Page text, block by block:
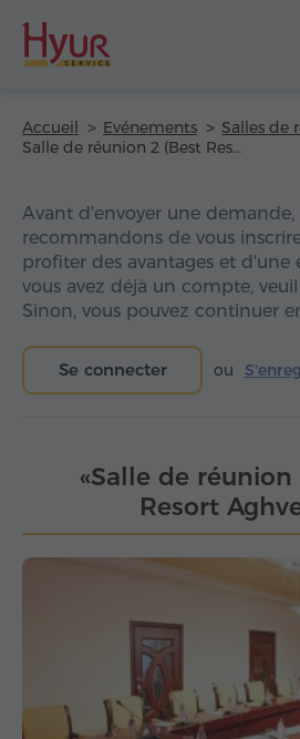
Accueil Evénements
Salles de
Salle de réunion 2 (Best Resort Aghveran)
Avant d'envoyer une demande,
recommandons de vous
profiter des avantages et d'une
vous avez déjà un compte,
Sinon, vous pouvez continuer
Se connecter ou
«Salle de réunion
Resort